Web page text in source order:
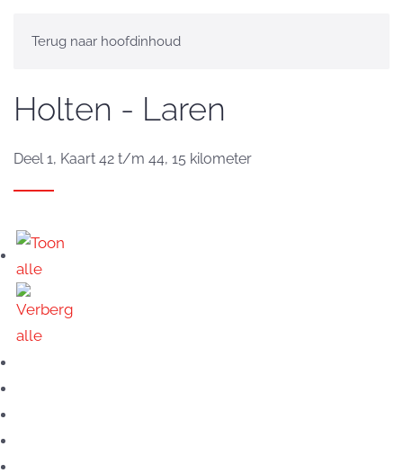
Terug naar hoofdinhoud
Holten - Laren
Deel 1, Kaart 42 t/m 44, 15 kilometer